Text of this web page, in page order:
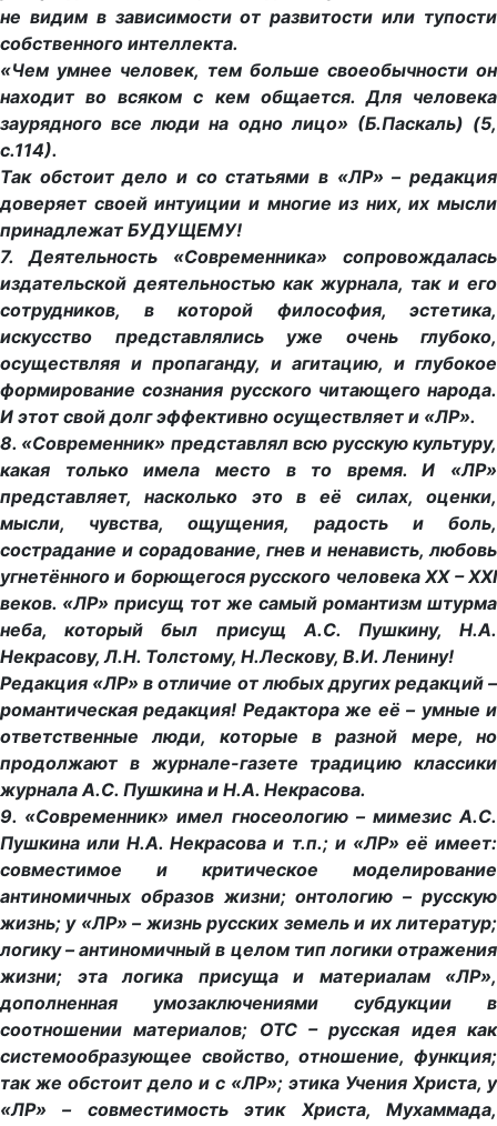
не видим в зависимости от развитости или тупости
собственного интеллекта.
«Чем умнее человек, тем больше своеобычности он
находит во всяком с кем общается. Для человека
заурядного все люди на одно лицо» (Б.Паскаль) (5,
с.114).
Так обстоит дело и со статьями в «ЛР» – редакция
доверяет своей интуиции и многие из них, их мысли
принадлежат БУДУЩЕМУ!
7. Деятельность «Современника» сопровождалась
издательской деятельностью как журнала, так и его
сотрудников, в которой философия, эстетика,
искусство представлялись уже очень глубоко,
осуществляя и пропаганду, и агитацию, и глубокое
формирование сознания русского читающего народа.
И этот свой долг эффективно осуществляет и «ЛР».
8. «Современник» представлял всю русскую культуру,
какая только имела место в то время. И «ЛР»
представляет, насколько это в её силах, оценки,
мысли, чувства, ощущения, радость и боль,
сострадание и сорадование, гнев и ненависть, любовь
угнетённого и борющегося русского человека XX – ХXI
веков. «ЛР» присущ тот же самый романтизм штурма
неба, который был присущ А.С. Пушкину, Н.А.
Некрасову, Л.Н. Толстому, Н.Лескову, В.И. Ленину!
Редакция «ЛР» в отличие от любых других редакций –
романтическая редакция! Редактора же её – умные и
ответственные люди, которые в разной мере, но
продолжают в журнале-газете традицию классики
журнала А.С. Пушкина и Н.А. Некрасова.
9. «Современник» имел гносеологию – мимезис А.С.
Пушкина или Н.А. Некрасова и т.п.; и «ЛР» её имеет:
совместимое и критическое моделирование
антиномичных образов жизни; онтологию – русскую
жизнь; у «ЛР» – жизнь русских земель и их литератур;
логику – антиномичный в целом тип логики отражения
жизни; эта логика присуща и материалам «ЛР»,
дополненная умозаключениями субдукции в
соотношении материалов; ОТС – русская идея как
системообразующее свойство, отношение, функция;
так же обстоит дело и с «ЛР»; этика Учения Христа, у
«ЛР» – совместимость этик Христа, Мухаммада,